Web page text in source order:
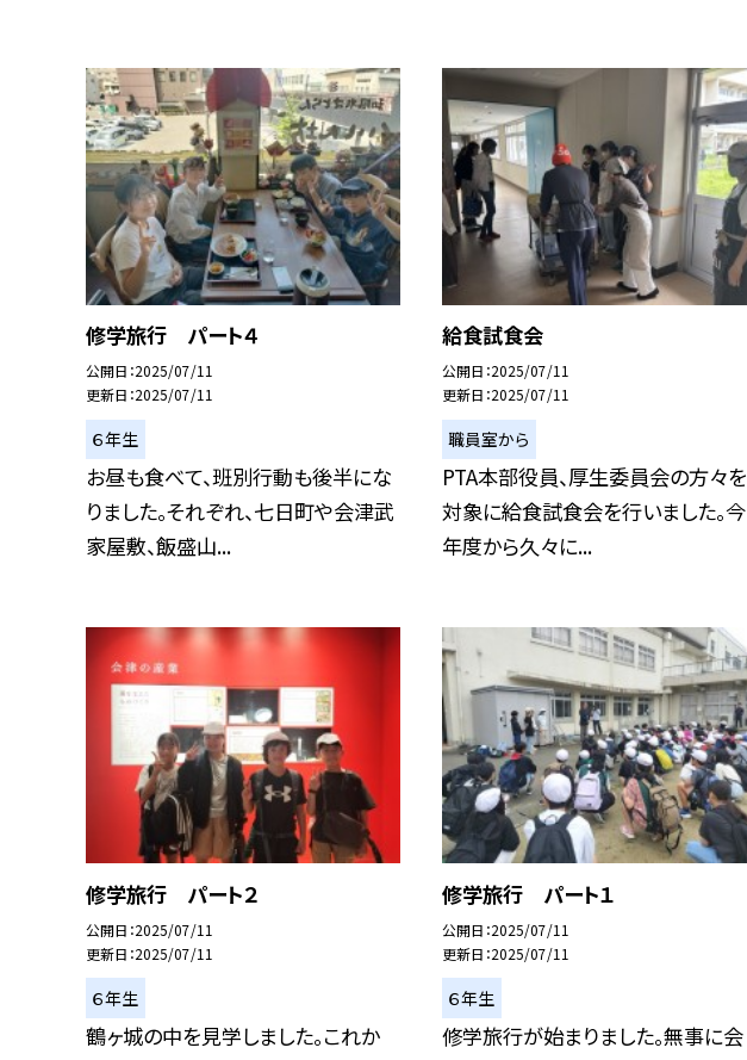
修学旅行 パート４
公開日 2025/07/11
更新日 2025/07/11
６年生
お昼も食べて、班別行動も後半にな
りました。それぞれ、七日町や会津武
家屋敷、飯盛山...
給食試食会
公開日 2025/07/11
更新日 2025/07/11
職員室から
PTA本部役員、厚生委員会の方々を
対象に給食試食会を行いました。今
年度から久々に...
修学旅行 パート２
公開日 2025/07/11
更新日 2025/07/11
６年生
鶴ヶ城の中を見学しました。これか
修学旅行 パート１
公開日 2025/07/11
更新日 2025/07/11
６年生
修学旅行が始まりました。無事に会